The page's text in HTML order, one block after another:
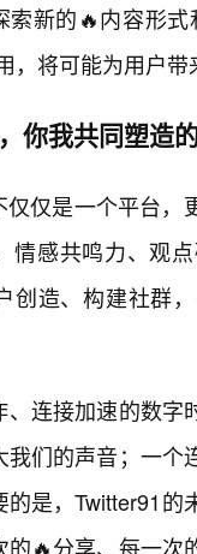
索新的🔥内容形
，将可能为用户
你我共同塑造
仅仅是一个平台
情感共鸣力、观
创造、构建社群
连接加速的数字
我们的声音；一
是，Twitter91
🔥分享、每一